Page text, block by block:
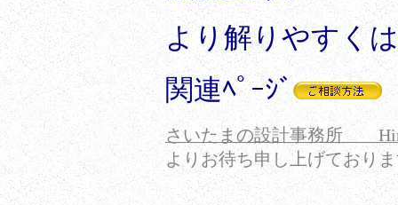
より解りやす
関連ﾍﾟｰｼﾞ
さいたまの設計事務所
よりお待ち申し上げており